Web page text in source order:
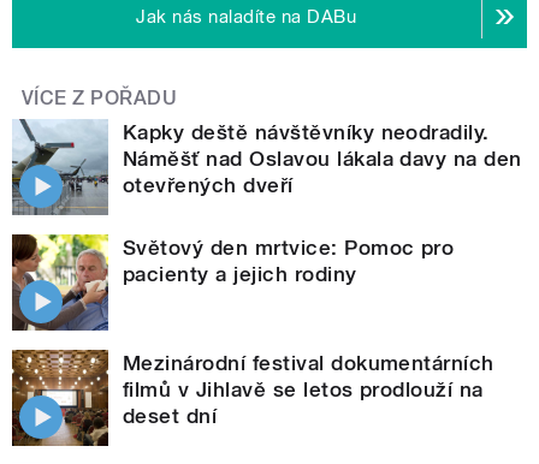
Jak nás naladíte na DABu
VÍCE Z POŘADU
Kapky deště návštěvníky neodradily.
Náměšť nad Oslavou lákala davy na den
otevřených dveří
Světový den mrtvice: Pomoc pro
pacienty a jejich rodiny
Mezinárodní festival dokumentárních
filmů v Jihlavě se letos prodlouží na
deset dní